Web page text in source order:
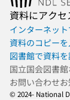
資料にアク
インターネッ
資料のコピー
図書館で資料
国立国会図書
お問い合わせ
© 2024- National